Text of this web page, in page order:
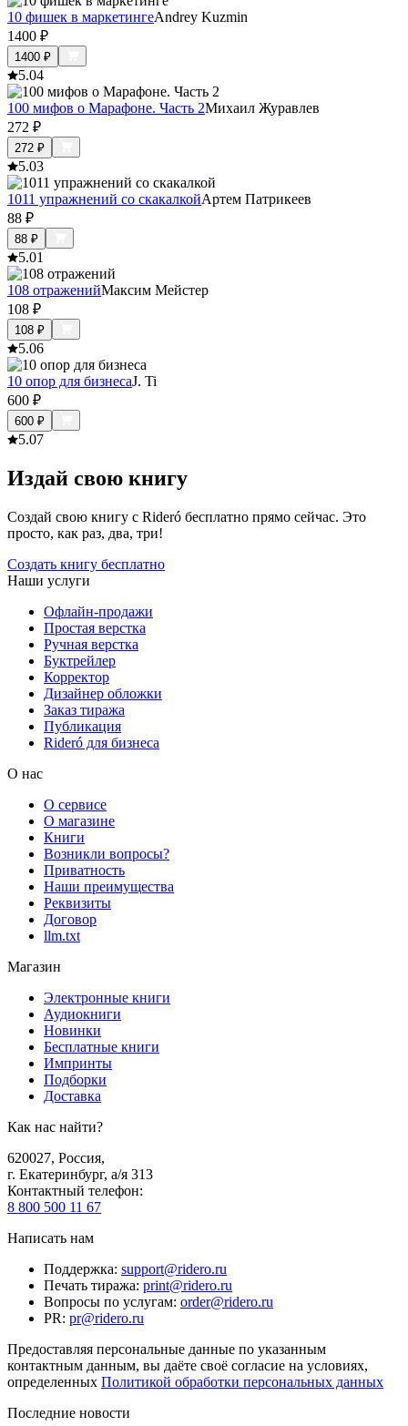
10 фишек в маркетингеAndrey Kuzmin
1400 ₽
1400 ₽
5.04
100 мифов о Марафоне. Часть 2Михаил Журавлев
272 ₽
272 ₽
5.03
1011 упражнений со скакалкойАртем Патрикеев
88 ₽
88 ₽
5.01
108 отраженийМаксим Мейстер
108 ₽
108 ₽
5.06
10 опор для бизнесаJ. Ti
600 ₽
600 ₽
5.07
Издай свою книгу
Создай свою книгу с Rideró бесплатно прямо сейчас. Это
просто, как раз, два, три!
Создать книгу бесплатно
Наши услуги
Офлайн-продажи
Простая верстка
Ручная верстка
Буктрейлер
Корректор
Дизайнер обложки
Заказ тиража
Публикация
Rideró для бизнеса
О нас
О сервисе
О магазине
Книги
Возникли вопросы?
Приватность
Наши преимущества
Реквизиты
Договор
llm.txt
Магазин
Электронные книги
Аудиокниги
Новинки
Бесплатные книги
Импринты
Подборки
Доставка
Как нас найти?
620027, Россия,
г. Екатеринбург, а/я 313
Контактный телефон:
8 800 500 11 67
Написать нам
Поддержка: support@ridero.ru
Печать тиража: print@ridero.ru
Вопросы по услугам: order@ridero.ru
PR: pr@ridero.ru
Предоставляя персональные данные по указанным
контактным данным, вы даёте своё согласие на условиях,
определенных Политикой обработки персональных данных
Последние новости